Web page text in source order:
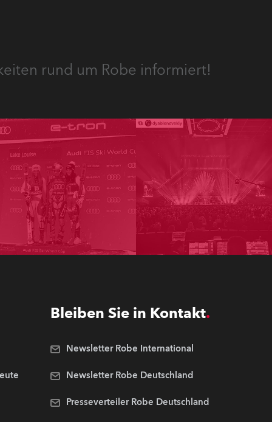
rund um Robe informiert!
Bleiben Sie in Kontakt
Newsletter Robe International
Newsletter Robe Deutschland
Presseverteiler Robe Deutschland